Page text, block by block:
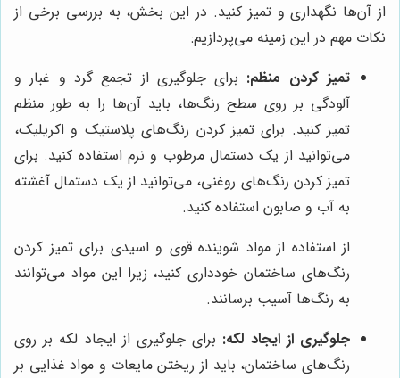
از آن‌ها نگهداری و تمیز کنید. در این بخش، به بررسی برخی از
نکات مهم در این زمینه می‌پردازیم:
تمیز کردن منظم: برای جلوگیری از تجمع گرد و غبار و
آلودگی بر روی سطح رنگ‌ها، باید آن‌ها را به طور منظم
تمیز کنید. برای تمیز کردن رنگ‌های پلاستیک و اکریلیک،
می‌توانید از یک دستمال مرطوب و نرم استفاده کنید. برای
تمیز کردن رنگ‌های روغنی، می‌توانید از یک دستمال آغشته
به آب و صابون استفاده کنید.
از استفاده از مواد شوینده قوی و اسیدی برای تمیز کردن
رنگ‌های ساختمان خودداری کنید، زیرا این مواد می‌توانند
به رنگ‌ها آسیب برسانند.
جلوگیری از ایجاد لکه: برای جلوگیری از ایجاد لکه بر روی
رنگ‌های ساختمان، باید از ریختن مایعات و مواد غذایی بر